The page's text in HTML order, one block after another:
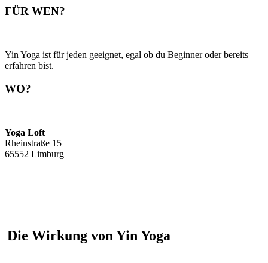
FÜR WEN?
Yin Yoga ist für jeden geeignet, egal ob du Beginner oder bereits
erfahren bist.
WO?
Yoga Loft
Rheinstraße 15
65552 Limburg
Die Wirkung von Yin Yoga